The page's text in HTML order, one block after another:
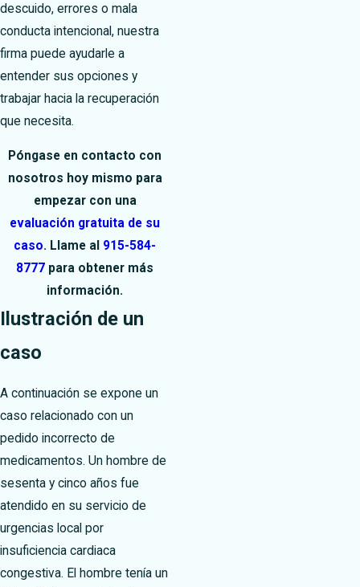
descuido, errores o mala
conducta intencional, nuestra
firma puede ayudarle a
entender sus opciones y
trabajar hacia la recuperación
que necesita.
Póngase en contacto con
nosotros hoy mismo para
empezar con una
evaluación gratuita de su
caso. Llame al 915-584-
8777 para obtener más
información.
Ilustración de un
caso
A continuación se expone un
caso relacionado con un
pedido incorrecto de
medicamentos. Un hombre de
sesenta y cinco años fue
atendido en su servicio de
urgencias local por
insuficiencia cardiaca
congestiva. El hombre tenía un